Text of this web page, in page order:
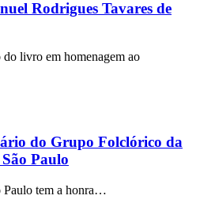
Rodrigues Tavares de
livro em homenagem ao
do Grupo Folclórico da
Paulo
Paulo tem a honra…